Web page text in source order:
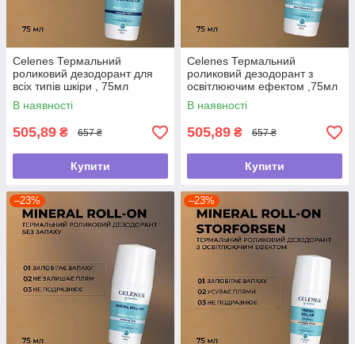
Celenes Термальний
роликовий дезодорант для
всіх типів шкіри , 75мл
В наявності
505,89 ₴ 657 ₴
Купити
Celenes Термальний
роликовий дезодорант з
освітлюючим ефектом ,75мл
В наявності
505,89 ₴ 657 ₴
Купити
–23% –23%